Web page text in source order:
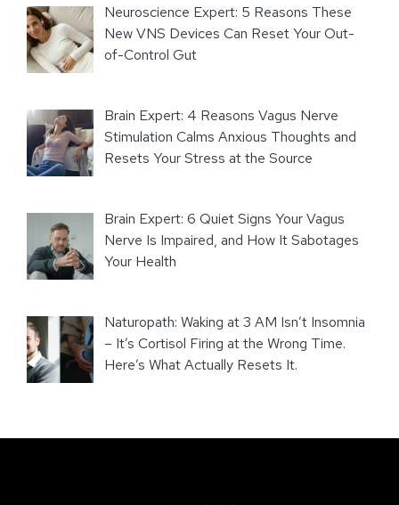
Neuroscience Expert: 5 Reasons These
New VNS Devices Can Reset Your Out-
of-Control Gut
Brain Expert: 4 Reasons Vagus Nerve
Stimulation Calms Anxious Thoughts and
Resets Your Stress at the Source
Brain Expert: 6 Quiet Signs Your Vagus
Nerve Is Impaired, and How It Sabotages
Your Health
Naturopath: Waking at 3 AM Isn’t Insomnia
– It’s Cortisol Firing at the Wrong Time.
Here’s What Actually Resets It.